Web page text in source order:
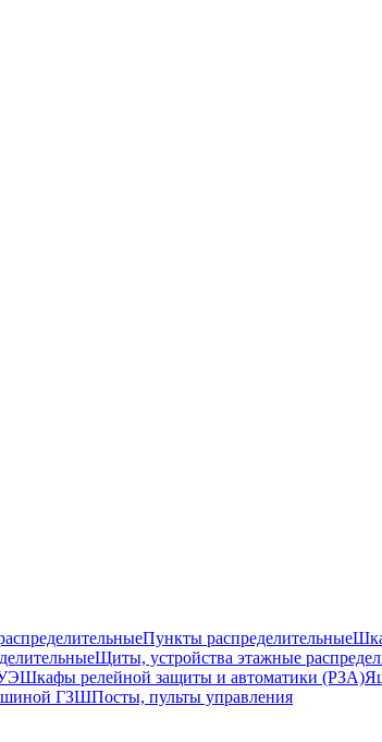
Пункты распределительные
Щиты, устройства этажные
Шкафы релейной защиты и автоматики (РЗА)
шиной ГЗШПосты, пульты управления